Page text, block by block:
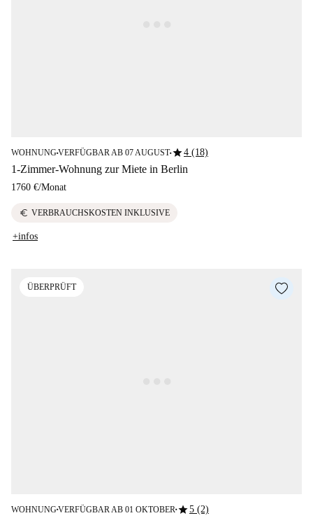
WOHNUNG■VERFÜGBAR AB 07 AUGUST■star4 (18)
1-Zimmer-Wohnung zur Miete in Berlin
1760 €/Monat
euro VERBRAUCHSKOSTEN INKLUSIVE
+infos
ÜBERPRÜFT
WOHNUNG■VERFÜGBAR AB 01 OKTOBER ■star5 (2)